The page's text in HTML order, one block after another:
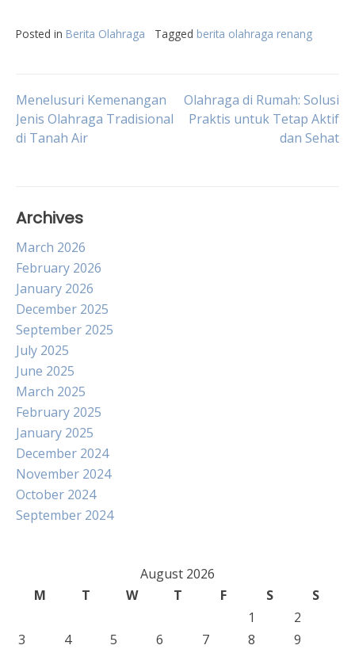
Posted in Berita Olahraga Tagged berita olahraga renang
Post
navigation
Menelusuri Kemenangan
Jenis Olahraga Tradisional
di Tanah Air
Olahraga di Rumah: Solusi
Praktis untuk Tetap Aktif
dan Sehat
Archives
March 2026
February 2026
January 2026
December 2025
September 2025
July 2025
June 2025
March 2025
February 2025
January 2025
December 2024
November 2024
October 2024
September 2024
August 2026
M
T W T F S
S
1
2
3
4 5 6 7 8
9